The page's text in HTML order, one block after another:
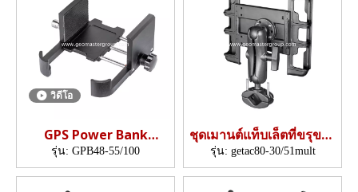
วิดีโอ
GPS Power Bank
Bracket (ความลึกการ
หนีบ: 48 มม.; ความกว้าง
หนีบ 55-100 มม.)
รุ่น: GPB48-55/100
ชุดเมานต์แท็บเล็ตที่ขรุขระ
(หลายตัวหนีบ)
รุ่น: getac80-30/51mult